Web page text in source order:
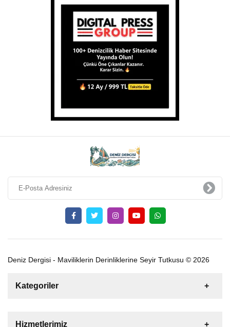
Deniz Dergisi - Maviliklerin Derinliklerine Seyir Tutkusu © 2026
Kategoriler
Tekne
Hizmetlerimiz